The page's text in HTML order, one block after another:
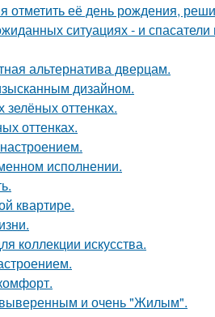
отметить её день рождения,
ситуациях - и спасатели
альтернатива дверцам.
дизайном.
оттенках.
оттенках.
исполнении.
квартире.
коллекции искусства.
и очень "Жилым".